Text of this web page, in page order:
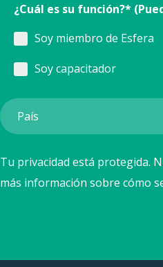
¿Cuál es su función?*
Soy miembro de Esfera
Soy capacitador
Tu privacidad está protegida.
más información sobre cómo